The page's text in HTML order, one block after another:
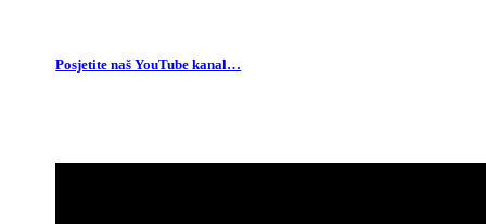
Posjetite naš YouTube kanal…